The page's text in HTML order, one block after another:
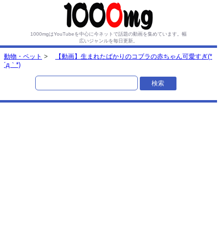
1000mgはYouTubeを中心に今ネットで話題の動画を集めています。 幅
広いジャンルを毎日更新。
動物・ペット >
【動画】生まれたばかりのコブラの赤ちゃん可愛すぎ(*
´д｀*)